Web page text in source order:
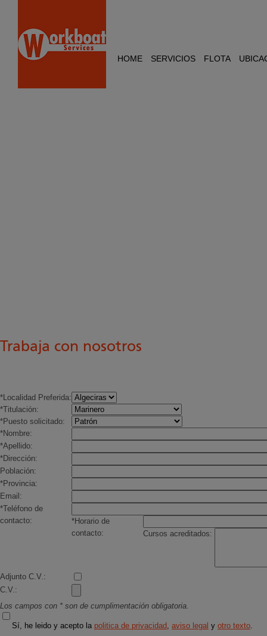
HOME SERVICIOS FLOTA
Trabaja con nosotros
*Localidad Preferida:
*Titulación:
*Puesto solicitado:
*Nombre:
*Apellido:
*Dirección:
Población:
*Provincia:
Email:
*Teléfono de
contacto:
*Horario de
contacto:
Cursos acreditados:
Adjunto C.V.:
C.V.:
Los campos con * son de cumplimentación obligatoria.
Sí, he leido y acepto la politica de privacidad, aviso legal y otro texto.